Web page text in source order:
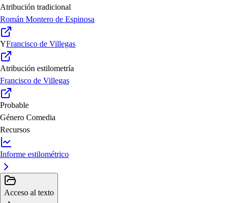
Atribución tradicional
Román Montero de Espinosa
YFrancisco de Villegas
Atribución estilometría
Francisco de Villegas
Probable
Género Comedia
Recursos
Informe estilométrico
Acceso al texto